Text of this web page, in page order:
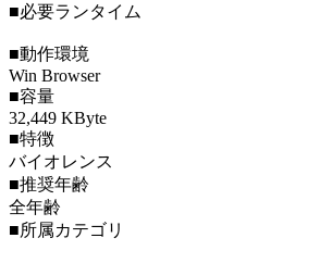
■必要ランタイム
■動作環境
Win Browser
■容量
32,449 KByte
■特徴
バイオレンス
■推奨年齢
全年齢
■所属カテゴリ